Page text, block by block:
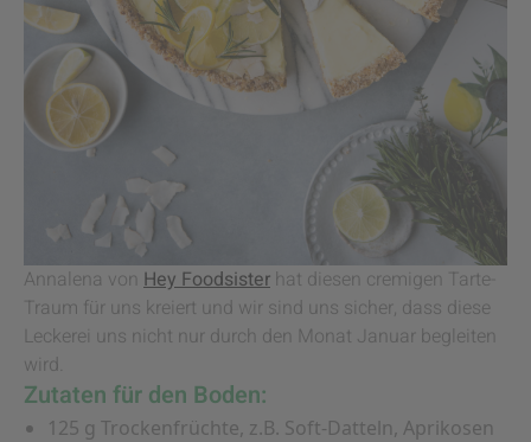
Annalena von Hey Foodsister hat diesen cremigen Tarte-
Traum für uns kreiert und wir sind uns sicher, dass diese
Leckerei uns nicht nur durch den Monat Januar begleiten
wird.
Zutaten für den Boden:
125 g Trockenfrüchte, z.B. Soft-Datteln, Aprikosen